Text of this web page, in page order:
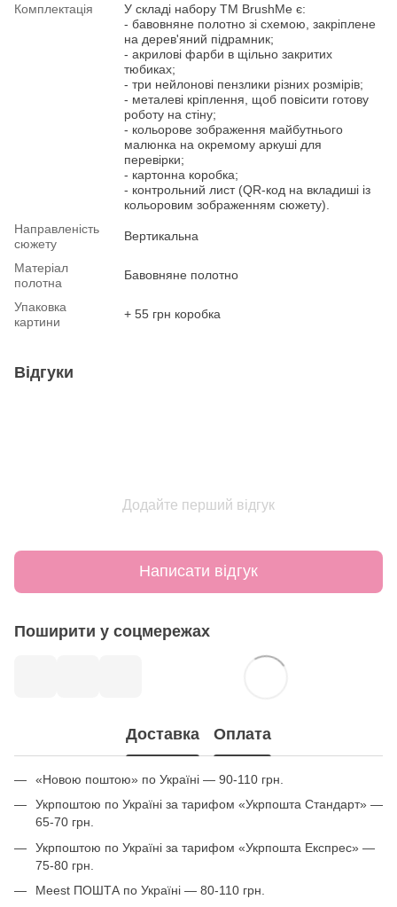
Комплектація
У складі набору ТМ BrushMe є:
- бавовняне полотно зі схемою, закріплене
на дерев'яний підрамник;
- акрилові фарби в щільно закритих
тюбиках;
- три нейлонові пензлики різних розмірів;
- металеві кріплення, щоб повісити готову
роботу на стіну;
- кольорове зображення майбутнього
малюнка на окремому аркуші для
перевірки;
- картонна коробка;
- контрольний лист (QR-код на вкладиші із
кольоровим зображенням сюжету).
Направленість
сюжету
Вертикальна
Матеріал
полотна
Бавовняне полотно
Упаковка
картини
+ 55 грн коробка
Відгуки
Додайте перший відгук
Написати відгук
Поширити у соцмережах
Доставка Оплата
«Новою поштою» по Україні — 90-110 грн.
Укрпоштою по Україні за тарифом «Укрпошта Стандарт» —
65-70 грн.
Укрпоштою по Україні за тарифом «Укрпошта Експрес» —
75-80 грн.
Meest ПОШТА по Україні — 80-110 грн.